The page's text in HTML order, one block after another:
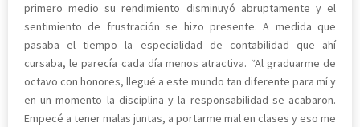
primero medio su rendimiento disminuyó abruptamente y el
sentimiento de frustración se hizo presente. A medida que
pasaba el tiempo la especialidad de contabilidad que ahí
cursaba, le parecía cada día menos atractiva. “Al graduarme de
octavo con honores, llegué a este mundo tan diferente para mí y
en un momento la disciplina y la responsabilidad se acabaron.
Empecé a tener malas juntas, a portarme mal en clases y eso me